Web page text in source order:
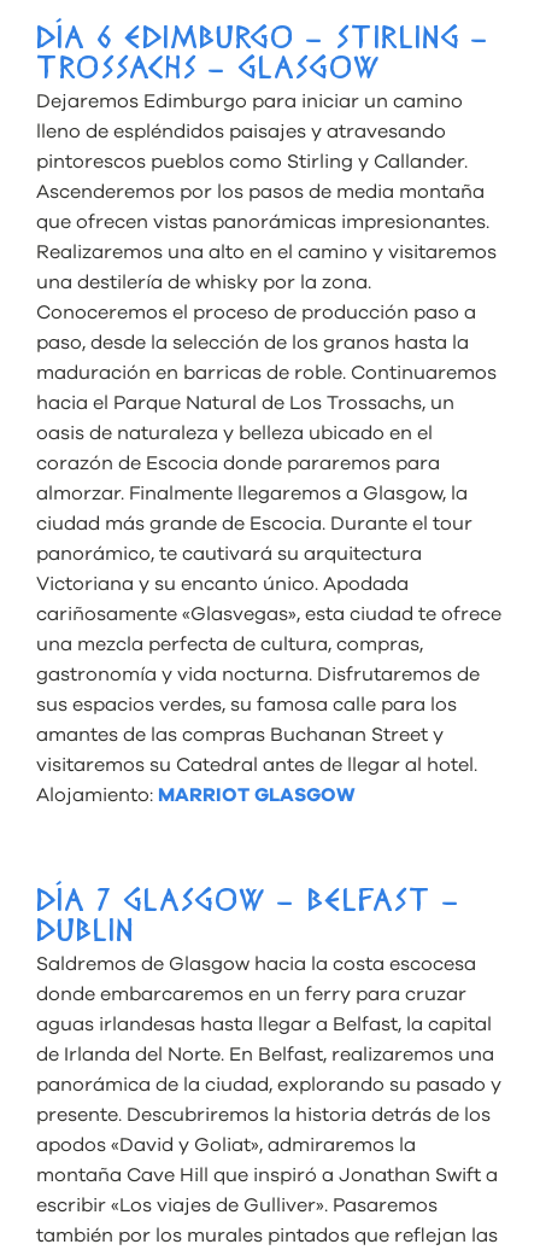
DÍA 6 EDIMBURGO – STIRLING –
TROSSACHS – GLASGOW
Dejaremos Edimburgo para iniciar un camino
lleno de espléndidos paisajes y atravesando
pintorescos pueblos como Stirling y Callander.
Ascenderemos por los pasos de media montaña
que ofrecen vistas panorámicas impresionantes.
Realizaremos una alto en el camino y visitaremos
una destilería de whisky por la zona.
Conoceremos el proceso de producción paso a
paso, desde la selección de los granos hasta la
maduración en barricas de roble. Continuaremos
hacia el Parque Natural de Los Trossachs, un
oasis de naturaleza y belleza ubicado en el
corazón de Escocia donde pararemos para
almorzar. Finalmente llegaremos a Glasgow, la
ciudad más grande de Escocia. Durante el tour
panorámico, te cautivará su arquitectura
Victoriana y su encanto único. Apodada
cariñosamente «Glasvegas», esta ciudad te ofrece
una mezcla perfecta de cultura, compras,
gastronomía y vida nocturna. Disfrutaremos de
sus espacios verdes, su famosa calle para los
amantes de las compras Buchanan Street y
visitaremos su Catedral antes de llegar al hotel.
Alojamiento: MARRIOT GLASGOW
DÍA 7 GLASGOW – BELFAST –
DUBLIN
Saldremos de Glasgow hacia la costa escocesa
donde embarcaremos en un ferry para cruzar
aguas irlandesas hasta llegar a Belfast, la capital
de Irlanda del Norte. En Belfast, realizaremos una
panorámica de la ciudad, explorando su pasado y
presente. Descubriremos la historia detrás de los
apodos «David y Goliat», admiraremos la
montaña Cave Hill que inspiró a Jonathan Swift a
escribir «Los viajes de Gulliver». Pasaremos
también por los murales pintados que reflejan las